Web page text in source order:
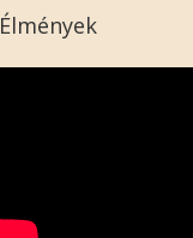
Élmények